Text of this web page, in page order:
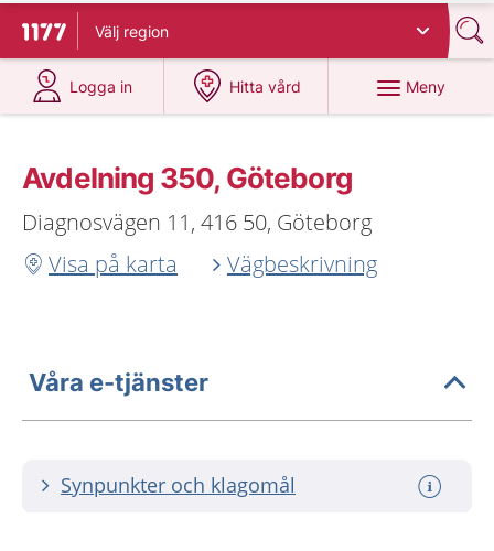
Till startsidan för 1177
Välj region
Logga in
på 1177.se
Hitta vård
på 1177.se
Meny
Avdelning 350, Göteborg
Diagnosvägen 11, 416 50, Göteborg
Visa på karta
Vägbeskrivning
Våra e-tjänster
Synpunkter och klagomål